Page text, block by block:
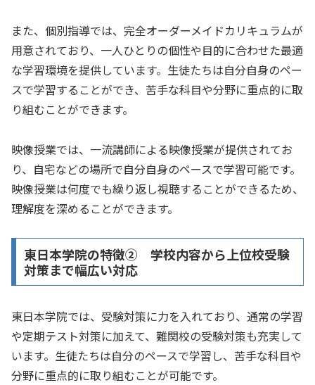
また、個別指導では、完全オーダーメイドカリキュラムが
用意されており、一人ひとりの個性や目的に合わせた最適
な学習環境を提供しています。生徒たちは自分自身のペー
スで学習することができ、苦手な科目や分野に重点的に取
り組むことができます。
映像授業では、一流講師による映像授業が提供されてお
り、自宅などの場所で自分自身のペースで学習可能です。
映像授業は何度でも繰り返し視聴することができるため、
理解度を深めることができます。
東日本学院の特徴② 学校内容から上位校受験
対策まで幅広い対応
東日本学院では、受験対策に力を入れており、通常の学習
や定期テスト対策に加えて、難関校の受験対策も充実して
います。生徒たちは自分のペースで学習し、苦手な科目や
分野に重点的に取り組むことが可能です。